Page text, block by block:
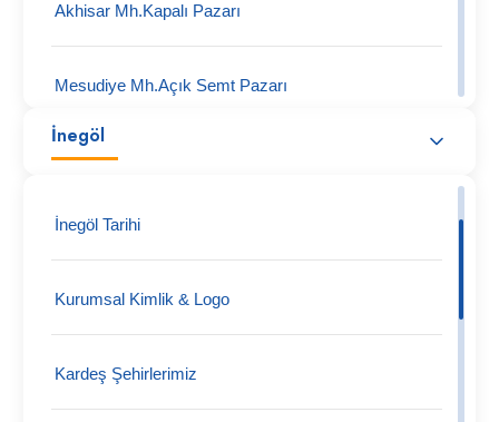
Akhisar Mh.Kapalı Pazarı
Mesudiye Mh.Açık Semt Pazarı
Salı Pazarı ( Alanyurt Kapalı Pazarı)
Cumartesi Açık Semt Pazarı
Pazartesi Pazarı (Açık)
Cum-pa Kapalı Pazaryeri
İnegöl
İnegöl Tarihi
Kurumsal Kimlik & Logo
Kardeş Şehirlerimiz